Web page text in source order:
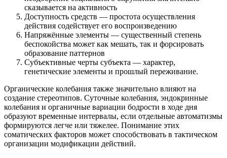
сказывается на активность
Доступность средств — простота осуществления
действия содействует его воспроизведению
Напряжённые элементы — существенный степень
беспокойства может как мешать, так и форсировать
образование паттернов
Субъективные черты субъекта — характер,
генетические элементы и прошлый переживание.
Органические колебания также значительно влияют на
создание стереотипов. Суточные колебания, эндокринные
колебания и органичные вариации бодрости в ходе дня
образуют временные интервалы, если отдельные автоматизмы
формируются легче или тяжелее. Понимание этих
соматических факторов может способствовать в тактическом
организации модификации действий.